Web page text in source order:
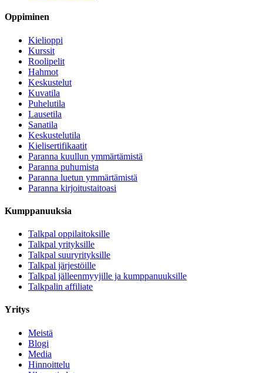
Oppiminen
Kielioppi
Kurssit
Roolipelit
Hahmot
Keskustelut
Kuvatila
Puhelutila
Lausetila
Sanatila
Keskustelutila
Kielisertifikaatit
Paranna kuullun ymmärtämistä
Paranna puhumista
Paranna luetun ymmärtämistä
Paranna kirjoitustaitoasi
Kumppanuuksia
Talkpal oppilaitoksille
Talkpal yrityksille
Talkpal suuryrityksille
Talkpal järjestöille
Talkpal jälleenmyyjille ja kumppanuuksille
Talkpalin affiliate
Yritys
Meistä
Blogi
Media
Hinnoittelu